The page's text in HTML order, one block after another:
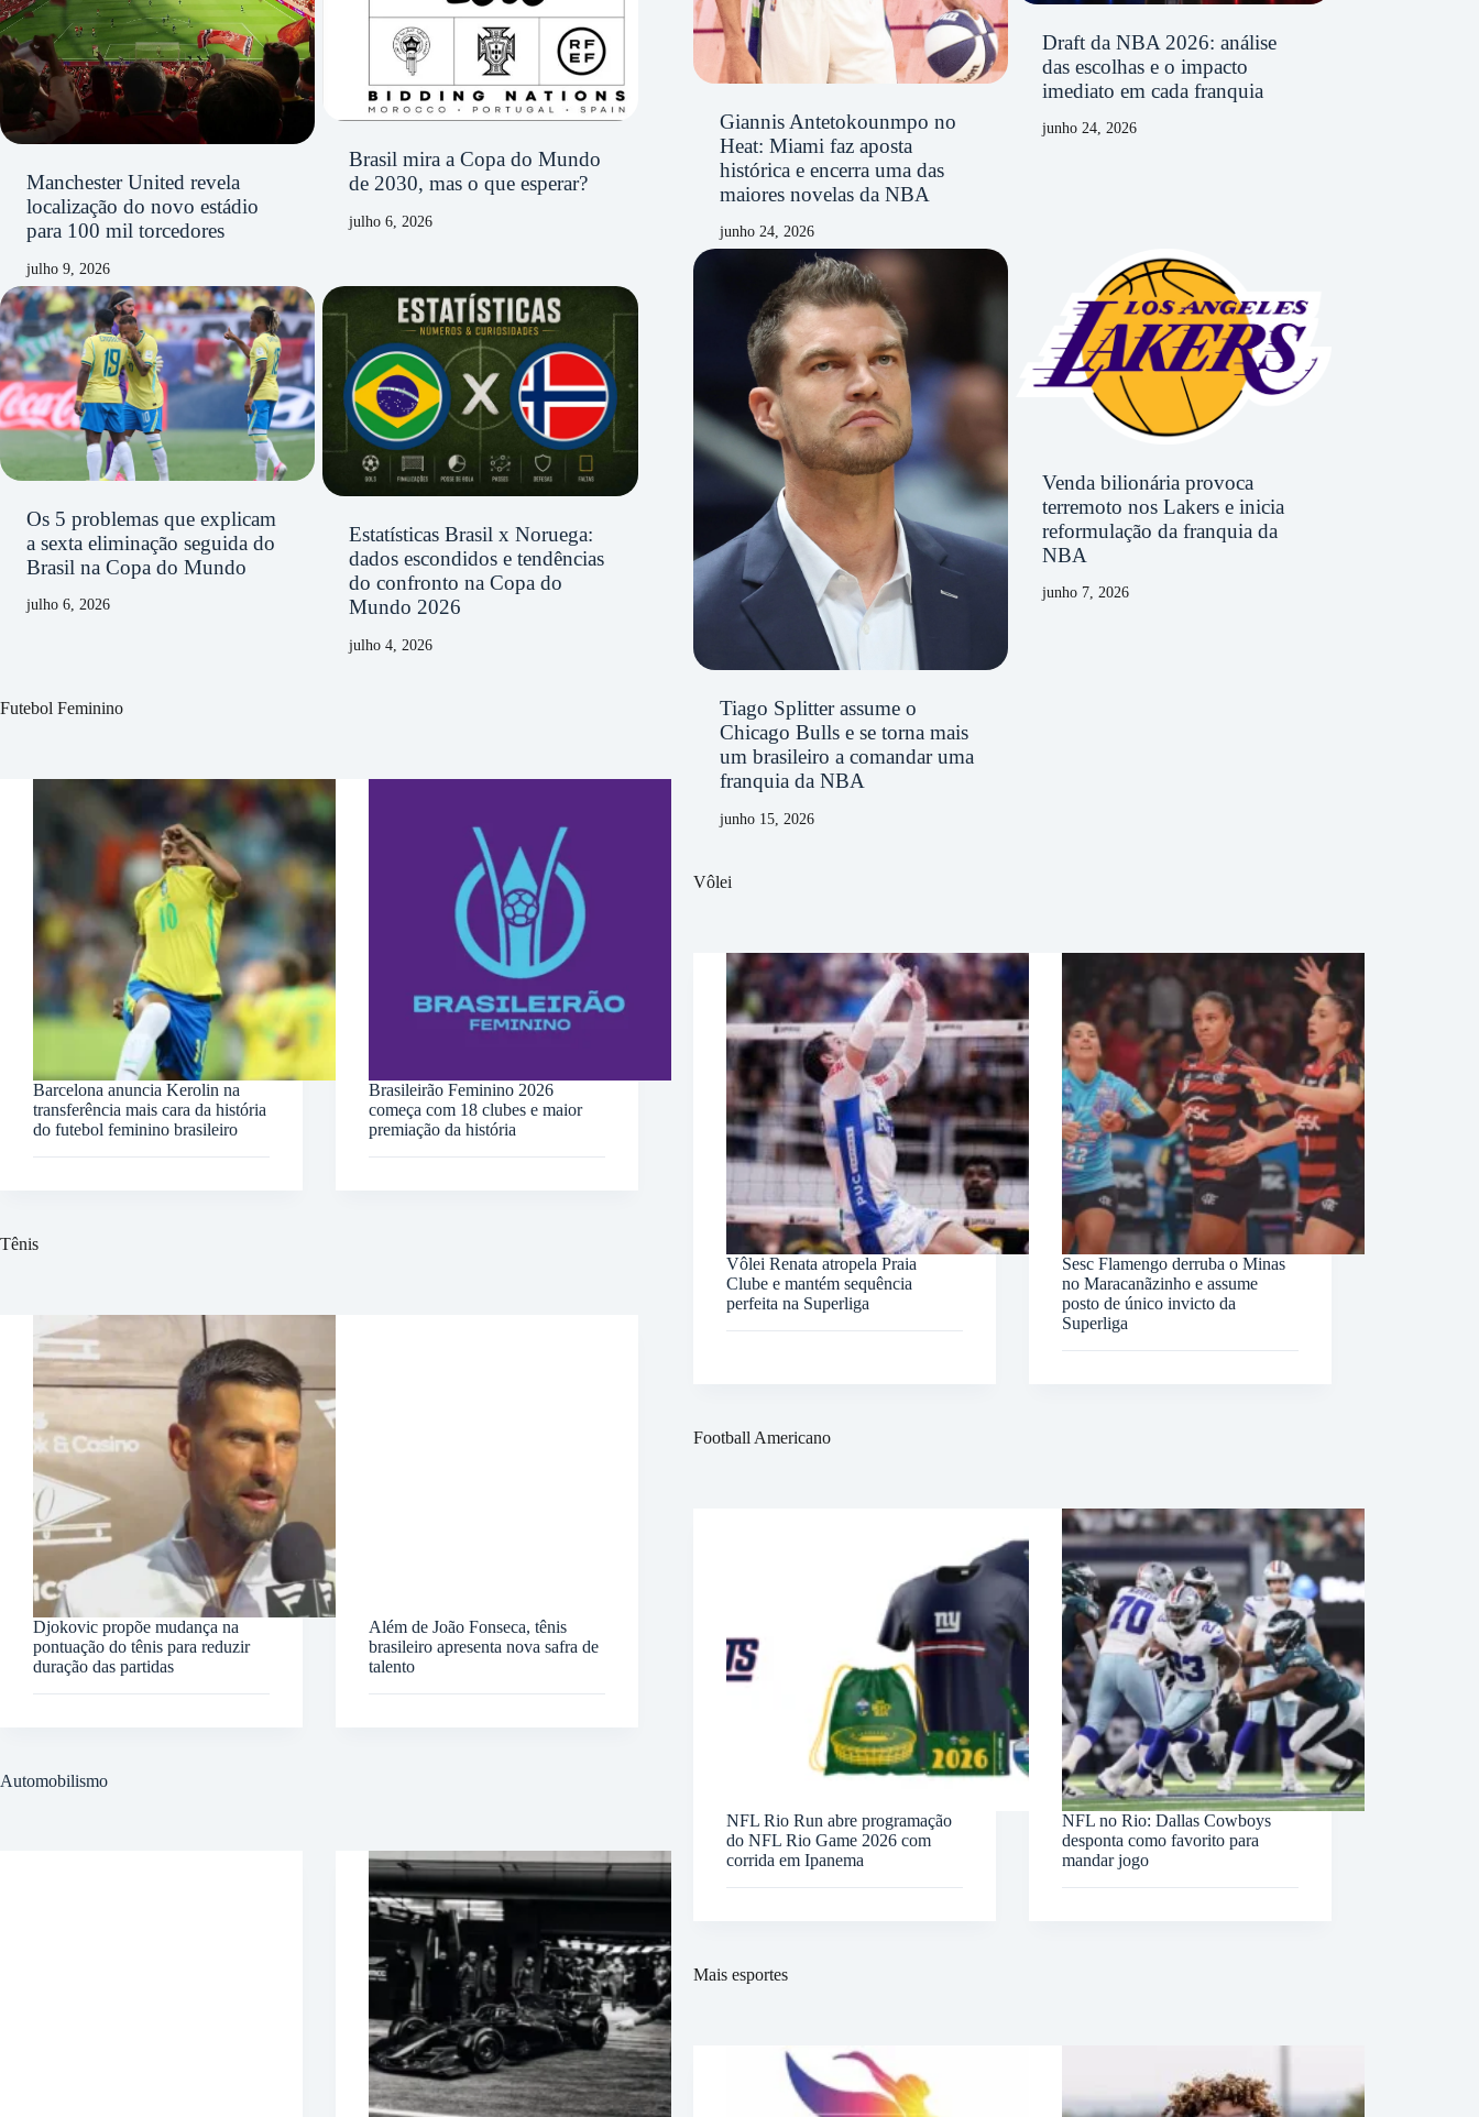
Manchester United revela
localização do novo estádio
para 100 mil torcedores
julho 9, 2026
Brasil mira a Copa do Mundo
de 2030, mas o que esperar?
julho 6, 2026
Os 5 problemas que explicam
a sexta eliminação seguida do
Brasil na Copa do Mundo
julho 6, 2026
Estatísticas Brasil x Noruega:
dados escondidos e tendências
do confronto na Copa do
Mundo 2026
julho 4, 2026
Futebol Feminino
Barcelona anuncia Kerolin na
transferência mais cara da história
do futebol feminino brasileiro
Brasileirão Feminino 2026
começa com 18 clubes e maior
premiação da história
Tênis
Djokovic propõe mudança na
pontuação do tênis para reduzir
duração das partidas
Além de João Fonseca, tênis
brasileiro apresenta nova safra de
talento
Automobilismo
Giannis Antetokounmpo no
Heat: Miami faz aposta
histórica e encerra uma das
maiores novelas da NBA
junho 24, 2026
Draft da NBA 2026: análise
das escolhas e o impacto
imediato em cada franquia
junho 24, 2026
Tiago Splitter assume o
Chicago Bulls e se torna mais
um brasileiro a comandar uma
franquia da NBA
junho 15, 2026
Venda bilionária provoca
terremoto nos Lakers e inicia
reformulação da franquia da
NBA
junho 7, 2026
Vôlei
Vôlei Renata atropela Praia
Clube e mantém sequência
perfeita na Superliga
Sesc Flamengo derruba o Minas
no Maracanãzinho e assume
posto de único invicto da
Superliga
Football Americano
NFL Rio Run abre programação
do NFL Rio Game 2026 com
corrida em Ipanema
NFL no Rio: Dallas Cowboys
desponta como favorito para
mandar jogo
Mais esportes